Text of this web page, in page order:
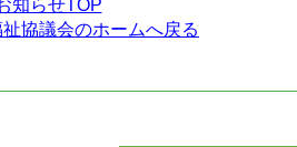
知らせTOP
協議会のホームへ戻る